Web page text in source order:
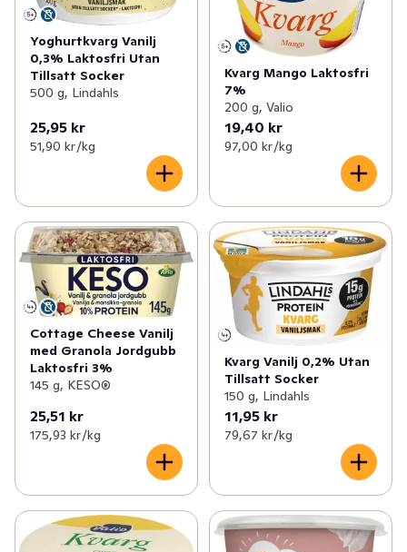
Yoghurtkvarg Vanilj
0,3% Laktosfri Utan
Tillsatt Socker
500 g, Lindahls
25,95 kr
51,90 kr /kg
Kvarg Mango Laktosfri
7%
200 g, Valio
19,40 kr
97,00 kr /kg
Cottage Cheese Vanilj
med Granola Jordgubb
Laktosfri 3%
145 g, KESO®
25,51 kr
175,93 kr /kg
Kvarg Vanilj 0,2% Utan
Tillsatt Socker
150 g, Lindahls
11,95 kr
79,67 kr /kg